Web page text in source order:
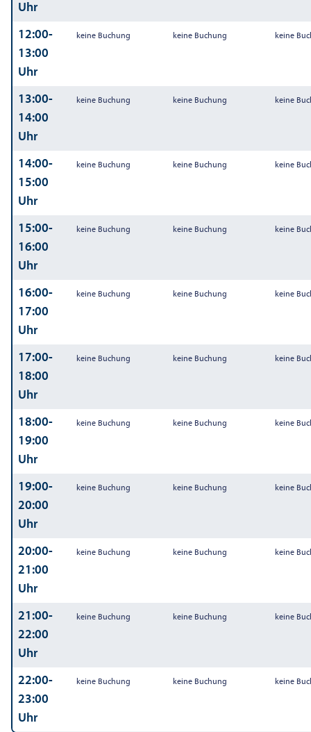
Uhr
12:00-
13:00
Uhr
keine Buchung keine Buchung keine
13:00-
14:00
Uhr
keine Buchung keine Buchung keine
14:00-
15:00
Uhr
keine Buchung keine Buchung keine
15:00-
16:00
Uhr
keine Buchung keine Buchung keine
16:00-
17:00
Uhr
keine Buchung keine Buchung keine
17:00-
18:00
Uhr
keine Buchung keine Buchung keine
18:00-
19:00
Uhr
keine Buchung keine Buchung keine
19:00-
20:00
Uhr
keine Buchung keine Buchung keine
20:00-
21:00
Uhr
keine Buchung keine Buchung keine
21:00-
22:00
Uhr
keine Buchung keine Buchung keine
22:00-
23:00
Uhr
keine Buchung keine Buchung keine